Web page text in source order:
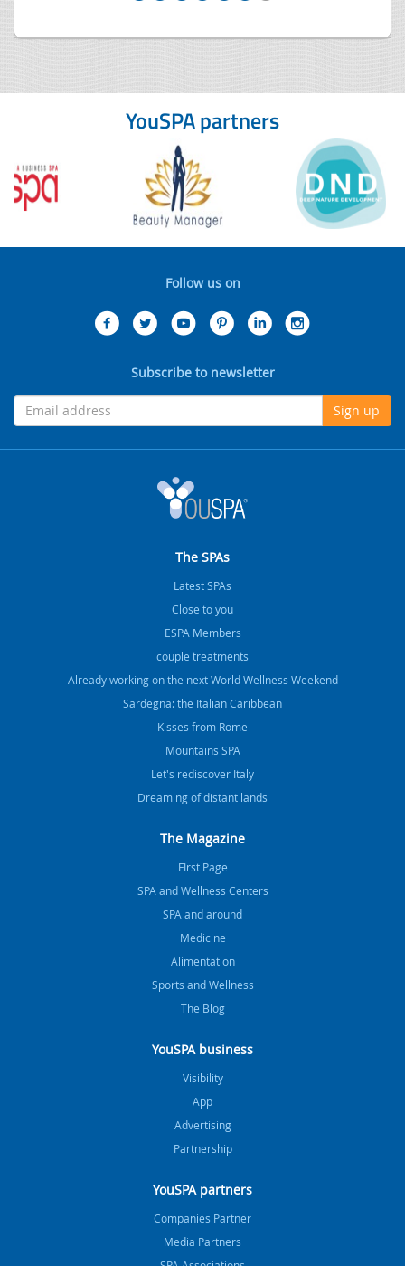
YouSPA partners
Follow us on
Subscribe to newsletter
Sign up
The SPAs
Latest SPAs
Close to you
ESPA Members
couple treatments
Already working on the next World Wellness Weekend
Sardegna: the Italian Caribbean
Kisses from Rome
Mountains SPA
Let's rediscover Italy
Dreaming of distant lands
The Magazine
FIrst Page
SPA and Wellness Centers
SPA and around
Medicine
Alimentation
Sports and Wellness
The Blog
YouSPA business
Visibility
App
Advertising
Partnership
YouSPA partners
Companies Partner
Media Partners